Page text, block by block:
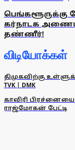
கர்நாடக
தண்ணீர்!
விடியோக்கள்
திமுகவிற்கு
TVK | DMK
காவிரி பிரச்னையை
ராஜ்மோகன் பேட்டி